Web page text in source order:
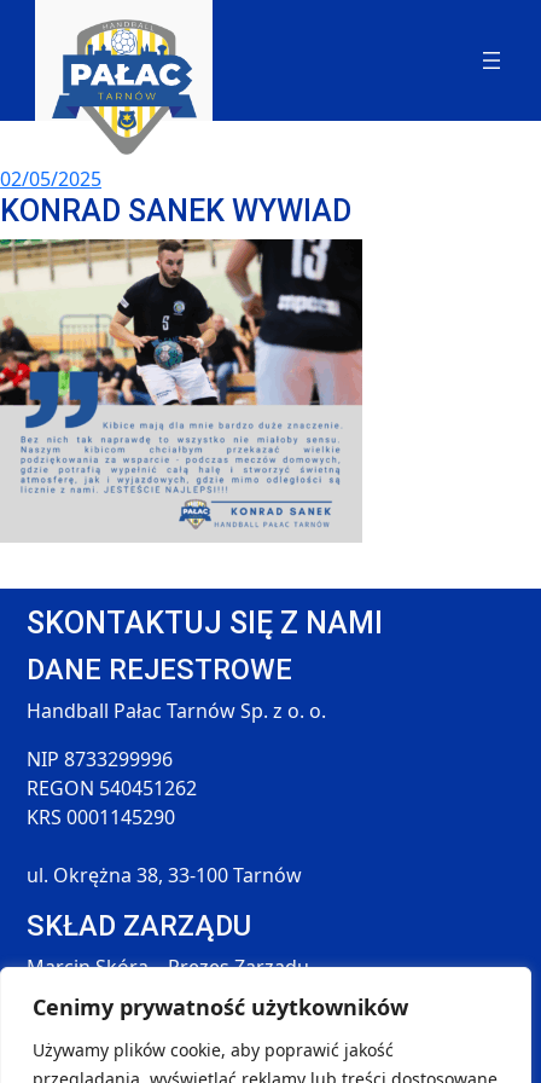
Cenimy prywatność użytkowników
Używamy plików cookie, aby poprawić jakość
02/05/2025
KONRAD SANEK WYWIAD
SKONTAKTUJ SIĘ Z NAMI
DANE REJESTROWE
Handball Pałac Tarnów Sp. z o. o.
NIP 8733299996
REGON 540451262
KRS 0001145290
ul. Okrężna 38, 33-100 Tarnów
SKŁAD ZARZĄDU
Marcin Skóra – Prezes Zarządu
Maciej Hołda – Członek Zarządu
Tomasz Śmieszek – Członek Zarządu
DANE KONTAKTOWE